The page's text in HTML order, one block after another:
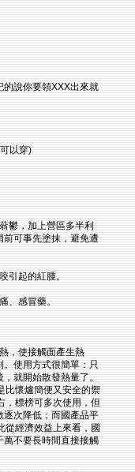
的說你要領XXX出來就
以穿)
鬱，加上營區多半利
前可事先塗抹，避免遭
引起的紅腫。
、感冒藥。
，使接觸面產生熱
。使用方式很簡單：只
，就開始散發熱量了。
比懷爐簡便又安全的禦
，標榜可多次使用，但
逐次降低；而國產品平
從經濟效益上來看，國
萬不要長時間直接接觸